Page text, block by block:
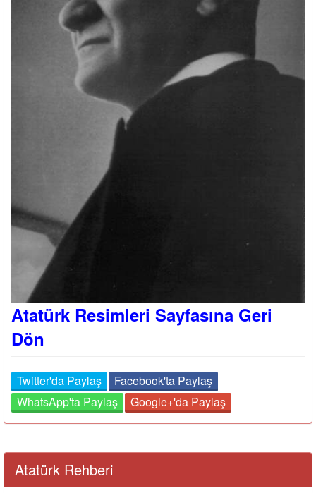
Atatürk Resimleri Sayfasına Geri
Dön
Twitter'da Paylaş
Facebook'ta Paylaş
WhatsApp'ta Paylaş
Google+'da Paylaş
Atatürk Rehberi